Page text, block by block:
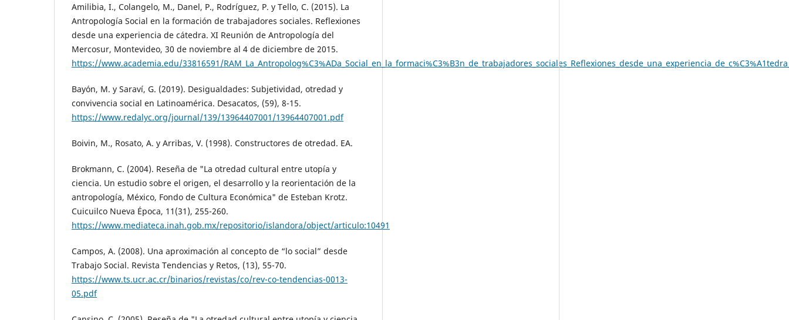
Amilibia, I., Colangelo, M., Danel, P., Rodríguez, P. y Tello, C. (2015). La
Antropología Social en la formación de trabajadores sociales. Reflexiones
desde una experiencia de cátedra. XI Reunión de Antropología del
Mercosur, Montevideo, 30 de noviembre al 4 de diciembre de 2015.
https://www.academia.edu/33816591/
Bayón, M. y Saraví, G. (2019). Desigualdades: Subjetividad, otredad y
convivencia social en Latinoamérica. Desacatos, (59), 8-15.
https://www.redalyc.org/journal/139/13964407001/13964407001.pdf
Boivin, M., Rosato, A. y Arribas, V. (1998). Constructores de otredad. EA.
Brokmann, C. (2004). Reseña de "La otredad cultural entre utopía y
ciencia. Un estudio sobre el origen, el desarrollo y la reorientación de la
antropología, México, Fondo de Cultura Económica" de Esteban Krotz.
Cuicuilco Nueva Época, 11(31), 255-260.
https://www.mediateca.inah.gob.mx/repositorio/islandora/object/articulo:10491
Campos, A. (2008). Una aproximación al concepto de “lo social” desde
Trabajo Social. Revista Tendencias y Retos, (13), 55-70.
https://www.ts.ucr.ac.cr/binarios/revistas/co/rev-co-tendencias-0013-
05.pdf